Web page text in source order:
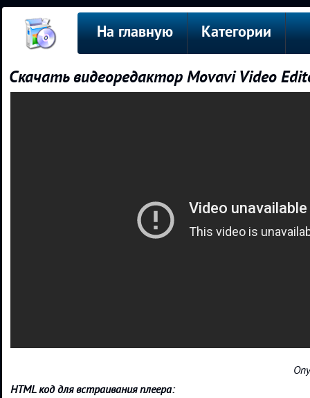
На главную Категории
Скачать видеоредактор Movavi Video
HTML код для встраивания плеера: